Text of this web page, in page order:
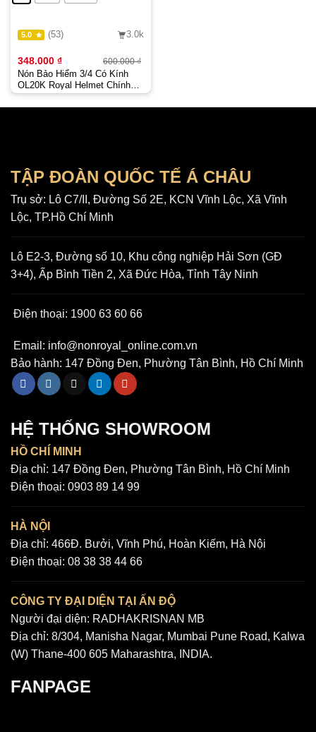
Nón Bảo Hiểm 3/4 Có Kính
OL20K Royal Helmet Chính
Hãng, Mũ Bảo Hiểm Thời
Trang | Trực tiếp từ NSX
600.000₫
348.000 ₫
5.0 (53) 3.0k
TẬP ĐOÀN QUỐC TẾ Á CHÂU
Trụ sở: Lô C7/II, Đường Số 2E, KCN Vĩnh Lộc, Xã Vĩnh
Lộc, TP.Hồ Chí Minh
Lô E2-3, Đường số 10, Khu công nghiệp Hải Sơn (GĐ
3+4), Ấp Bình Tiền 2, Xã Đức Hòa, Tỉnh Tây Ninh
Điện thoại: 1900 63 60 66
Email: info@nonroyal_online.com.vn
Bảo hành: 147 Đồng Đen, Phường Tân Bình, Hồ Chí Minh
HỆ THỐNG SHOWROOM
HỒ CHÍ MINH
Địa chỉ: 147 Đồng Đen, Phường Tân Bình, Hồ Chí Minh
Điện thoại: 0903 89 14 99
HÀ NỘI
Địa chỉ: 466Đ. Bưởi, Vĩnh Phú, Hoàn Kiếm, Hà Nội
Điện thoại: 08 38 38 44 66
CÔNG TY ĐẠI DIỆN TẠI ẤN ĐỘ
Người đại diện: RADHAKRISNAN MB
Địa chỉ: 8/304, Manisha Nagar, Mumbai Pune Road, Kalwa
(W) Thane-400 605 Maharashtra, INDIA.
FANPAGE